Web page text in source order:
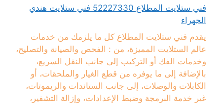
فني ستلايت المطلاع 52227330 فني ستلايت هندي
الجهراء
يقدم فني ستلايت المطلاع كل ما يلزمك من خدمات
عالم الستلايت المميزة، من : الفحص والصيانة والتصليح،
وخدمات الفك أو التركيب إلى جانب النقل السريع،
بالإضافة إلى ما يوفره من قطع الغيار والملحقات، أو
الكابلات والوصلات، إلى جانب الستاندات والريموتات،
غير خدمة البرمجة وضبط الإعدادات، وإزالة التشفير،